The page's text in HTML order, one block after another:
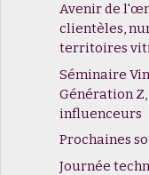
Avenir de
clientèles,
territoires
Séminaire
Génération
influenceurs
Prochaines
Journée